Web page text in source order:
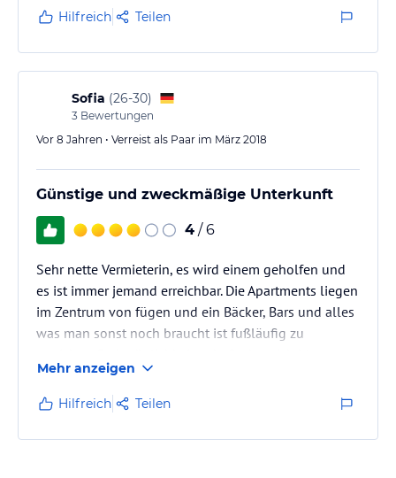
Hilfreich Teilen
Sofia (26-30)
3 Bewertungen
Vor 8 Jahren • Verreist als Paar im März 2018
Günstige und zweckmäßige Unterkunft
4 / 6
Sehr nette Vermieterin, es wird einem geholfen und
es ist immer jemand erreichbar. Die Apartments liegen
im Zentrum von fügen und ein Bäcker, Bars und alles
was man sonst noch braucht ist fußläufig zu
dem Haus. Die Apartments sind ziemlich klein aber
ausreichend, alles war vorhanden, etwas alt aber sehr
sauber. Ski Bus ist in der Nähe und tolle 3 Skigebiete
des Zillertals in der Umgebung.
Mehr anzeigen
Hilfreich Teilen